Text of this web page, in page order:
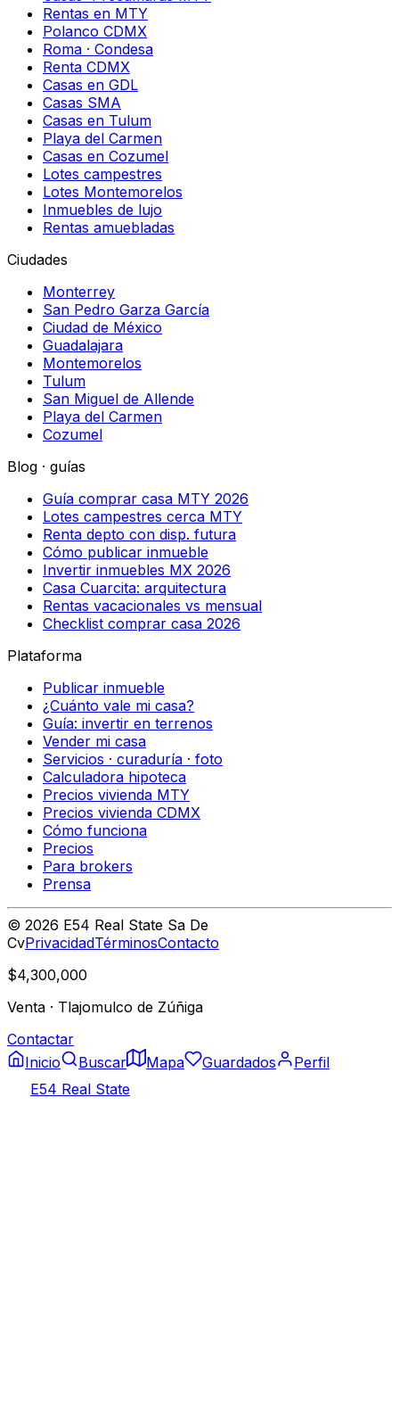
Rentas en MTY
Polanco CDMX
Roma · Condesa
Renta CDMX
Casas en GDL
Casas SMA
Casas en Tulum
Playa del Carmen
Casas en Cozumel
Lotes campestres
Lotes Montemorelos
Inmuebles de lujo
Rentas amuebladas
Ciudades
Monterrey
San Pedro Garza García
Ciudad de México
Guadalajara
Montemorelos
Tulum
San Miguel de Allende
Playa del Carmen
Cozumel
Blog · guías
Guía comprar casa MTY 2026
Lotes campestres cerca MTY
Renta depto con disp. futura
Cómo publicar inmueble
Invertir inmuebles MX 2026
Casa Cuarcita: arquitectura
Rentas vacacionales vs mensual
Checklist comprar casa 2026
Plataforma
Publicar inmueble
¿Cuánto vale mi casa?
Guía: invertir en terrenos
Vender mi casa
Servicios · curaduría · foto
Calculadora hipoteca
Precios vivienda MTY
Precios vivienda CDMX
Cómo funciona
Precios
Para brokers
Prensa
© 2026 E54 Real State Sa De
CvPrivacidadTérminosContacto
$4,300,000
Venta · Tlajomulco de Zúñiga
Contactar
Inicio
Buscar Mapa Guardados
Perfil
E54 Real State